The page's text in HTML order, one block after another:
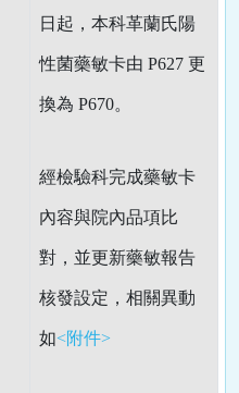
日起，本科革蘭氏陽
性菌藥敏卡由 P627 更
換為 P670。
經檢驗科完成藥敏卡
內容與院內品項比
對，並更新藥敏報告
核發設定，相關異動
如<附件>